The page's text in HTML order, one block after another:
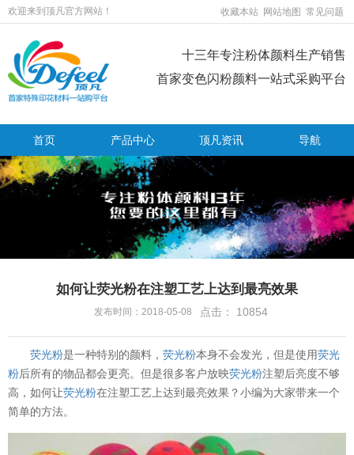
欢迎来到顶凡官方网站！ 收藏本站 网站地图 常见问题
十三年专注粉体颜料生产销售
首家变色闪粉颜料一站式采购平台
首页 产品中心 顶凡资讯 导航
如何让荧光粉在注塑工艺上达到最亮效果
发布时间：2018-05-08 点击： 10854
荧光粉是一种特别的颜料， 荧光粉本身不会发光，但是使用荧光
粉后所有的物品都会更亮。但是很多客户放映荧光粉注塑后亮度不够
高，如何让荧光粉在注塑工艺上达到最亮效果？小编为大家带来一个
简单的方法。